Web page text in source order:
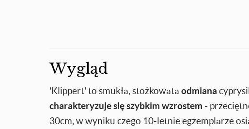
Wygląd
'Klippert' to smukła, stożkowata odmiana
charakteryzuje się szybkim wzrostem -
30cm, w wyniku czego 10-letnie egzemplarze